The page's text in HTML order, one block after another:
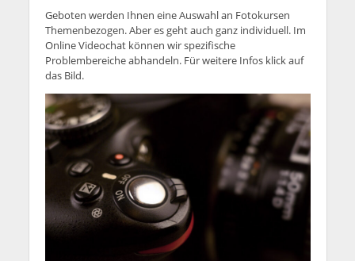
Geboten werden Ihnen eine Auswahl an Fotokursen
Themenbezogen. Aber es geht auch ganz individuell. Im
Online Videochat können wir spezifische
Problembereiche abhandeln. Für weitere Infos klick auf
das Bild.